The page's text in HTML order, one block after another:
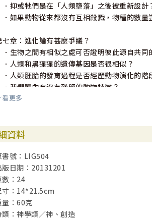
抑或牠們是在「人類墮落」之後被重新設計
如果動物從來都沒有互相殺戮，物種的數量
七章：進化論有甚麼爭議？
生物之間有相似之處可否證明彼此源自共同
人類和黑猩猩的遺傳基因是否很相似？
人類胚胎的發育過程是否經歷動物演化的階
我們體內有沒有殘留的動物特徵？
如何解釋猿人？
現今，人與親生姊妹結合是違法的，而當時
這對福音有何重要性？
九章：「神的兒子們」及／或偉人或是外星人
外星人有沒有到過地球？
「外太空」有沒有生物？
不明飛行物體的出現和政府的隱瞞意味著甚
看更多
資料
書號：LIG504
版日期：20131201
數：24
寸：14*21.5cm
量：60克
類：神學類／神、創造